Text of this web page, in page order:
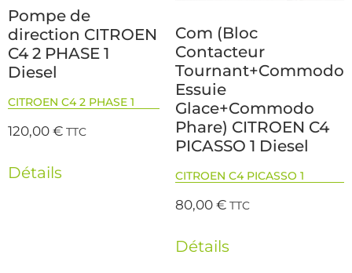
Pompe de
direction CITROEN
C4 2 PHASE 1
Diesel
CITROEN C4 2 PHASE 1
120,00€ TTC
Détails
Com (Bloc
Contacteur
Tournant+Commodo
Essuie
Glace+Commodo
Phare) CITROEN C4
PICASSO 1 Diesel
CITROEN C4 PICASSO 1
80,00€ TTC
Détails